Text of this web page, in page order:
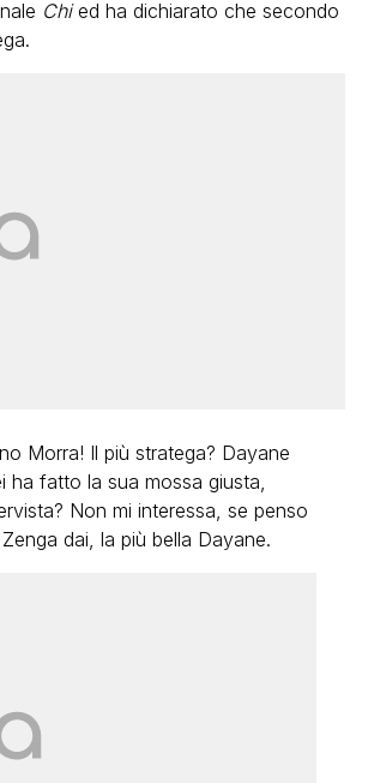
Chied ha dichiarato che secondo
Morra! Il più stratega? Dayane
ha fatto la sua mossa giusta,
Non mi interessa, se penso
dai, la più bella Dayane.